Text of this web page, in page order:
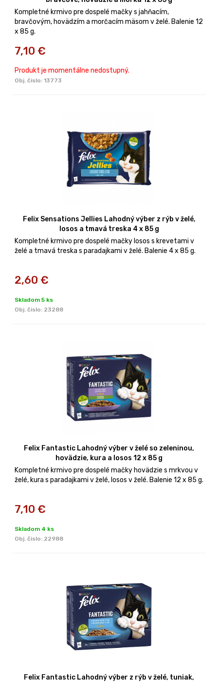
Kompletné krmivo pre dospelé mačky s jahňacím,
bravčovým, hovädzím a morčacím mäsom v želé. Balenie 12
x 85 g.
7,10 €
Produkt je momentálne nedostupný.
Obj. čislo: 13773
Felix Sensations Jellies Lahodný výber z rýb v želé,
losos a tmavá treska 4 x 85 g
Kompletné krmivo pre dospelé mačky losos s krevetami v
želé a tmavá treska s paradajkami v želé. Balenie 4 x 85 g.
2,60 €
Skladom 5 ks
Obj. čislo: 23288
Felix Fantastic Lahodný výber v želé so zeleninou,
hovädzie, kura a losos 12 x 85 g
Kompletné krmivo pre dospelé mačky hovädzie s mrkvou v
želé, kura s paradajkami v želé, losos v želé. Balenie 12 x 85 g.
7,10 €
Skladom 4 ks
Obj. čislo: 22988
Felix Fantastic Lahodný výber z rýb v želé, tuniak,